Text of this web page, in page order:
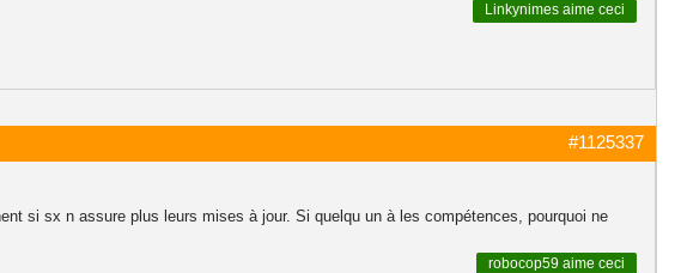
Linkynimes aime ceci
#1125337
si sx n assure plus leurs mises à jour. Si quelqu un à les compétences, pourquoi ne
robocop59 aime ceci